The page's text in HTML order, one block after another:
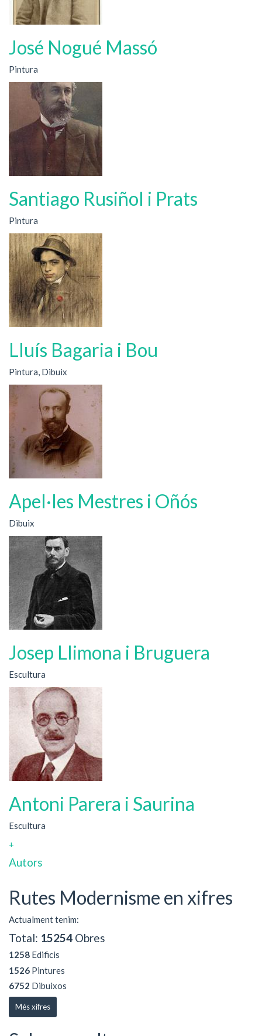
José Nogué Massó
Pintura
Santiago Rusiñol i Prats
Pintura
Lluís Bagaria i Bou
Pintura, Dibuix
Apel·les Mestres i Oñós
Dibuix
Josep Llimona i Bruguera
Escultura
Antoni Parera i Saurina
Escultura
+
Autors
Rutes Modernisme en xifres
Actualment tenim:
Total: 15254 Obres
1258 Edificis
1526 Pintures
6752 Dibuixos
Més xifres